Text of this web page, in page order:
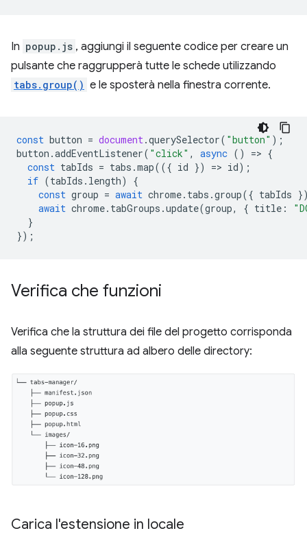
In popup.js , aggiungi il seguente codice per creare un
pulsante che raggrupperà tutte le schede utilizzando
tabs.group() e le sposterà nella finestra corrente.
const button = document.querySelector( "button" );
button .addEventListener( "click" , async () => {
const tabIds = tabs .map(({ id }) => id);
if (tabIds . length)
{
const group = await chrome. tabs .group({ tabIds
await chrome. tabGroups .update(group, { title :
}
});
Verifica che funzioni
Verifica che la struttura dei file del progetto corrisponda
alla seguente struttura ad albero delle directory:
Carica l'estensione in locale